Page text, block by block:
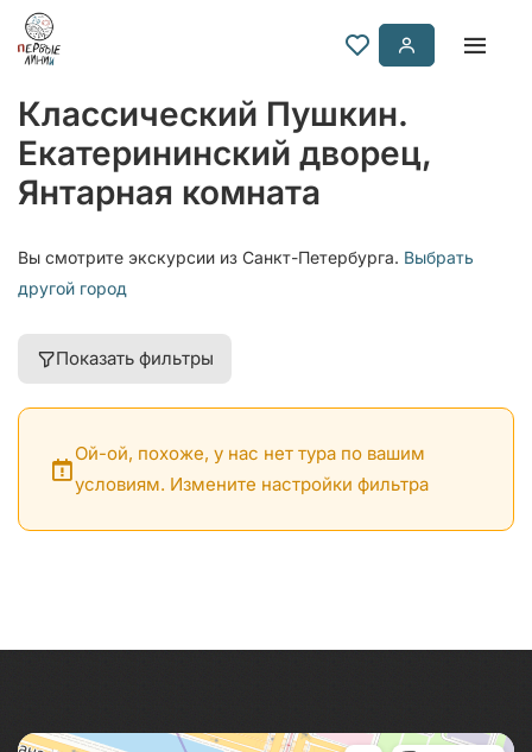
Классический Пушкин.
Екатерининский дворец,
Янтарная комната
Вы смотрите экскурсии из Санкт-Петербурга. Выбрать
другой город
Показать фильтры
Ой-ой, похоже, у нас нет тура по вашим
условиям. Измените настройки фильтра